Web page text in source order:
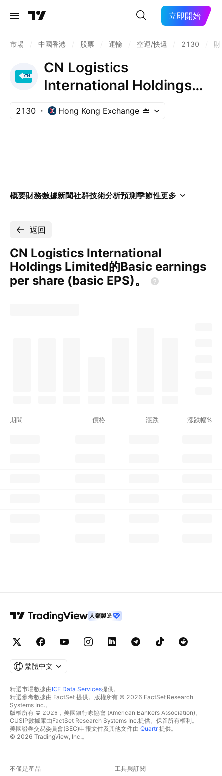
立即開始
市場 中國香港 股票 運輸 空運/快遞 2130
CN Logistics
International Holdings
Limited
2130 Hong Kong Exchange
概要財務數據新聞社群技術分析預測季節性更多
返回
CN Logistics International
Holdings Limited的Basic earnings
per share (basic EPS)。
期間 價格 漲跌 漲跌幅%
人類製造
繁體中文
精選市場數據由ICE Data Services提供。
精選參考數據由 FactSet 提供。版權所有 © 2026 FactSet Research
Systems Inc.。
版權所有 © 2026，美國銀行家協會 (American Bankers Association)。
CUSIP數據庫由FactSet Research Systems Inc.提供。保留所有權利。
美國證券交易委員會(SEC)申報文件及其他文件由 Quartr提供。
© 2026 TradingView, Inc.。
不僅是產品 工具與訂閱